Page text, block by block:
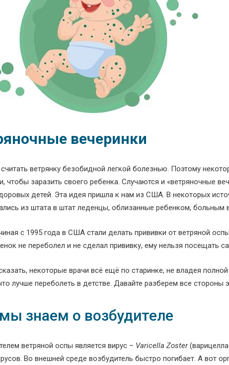
вечеринки
ветрянку безобидной легкой болезнью. Поэтому
чтобы заразить своего ребенка. Случаются и «ветряночные
детей. Эта идея пришла к нам из США. В некоторых
из штата в штат леденцы, облизанные ребенком, больным
с 1995 года в США стали делать прививки от ветряной
не переболел и не сделал прививку, ему нельзя посещать
некоторые врачи всё ещё по старинке, не владея
лучше переболеть в детстве. Давайте разберем все стороны
знаем о возбудителе
ветряной оспы является вирус – Varicella Zoster(варицелла
Во внешней среде возбудитель быстро погибает. А вот